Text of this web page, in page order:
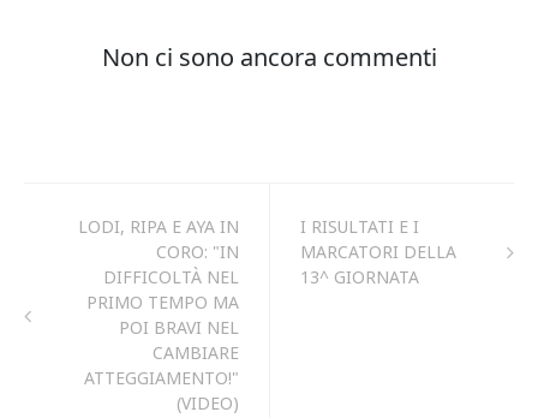
LODI, RIPA E AYA IN
CORO: "IN
DIFFICOLTÀ NEL
PRIMO TEMPO MA
POI BRAVI NEL
CAMBIARE
ATTEGGIAMENTO!"
(VIDEO)
I RISULTATI E I
MARCATORI DELLA
13^ GIORNATA